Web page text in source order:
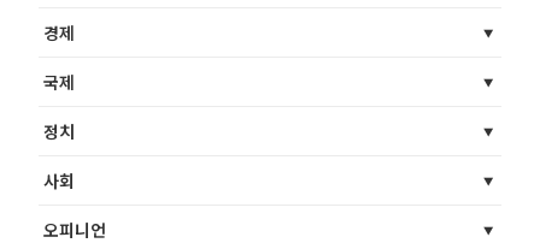
경제
국제
정치
사회
오피니언